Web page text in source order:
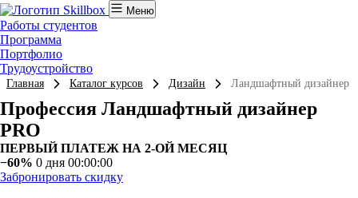
Меню
Работы студентов
Программа
Портфолио
Трудоустройство
Главная Каталог курсов Дизайн Ландшафтный дизайнер
Профессия Ландшафтный дизайнер
PRO
ПЕРВЫЙ ПЛАТЕЖ НА 2-ОЙ МЕСЯЦ
−60% 0 дня 00:00:00
Забронировать скидку